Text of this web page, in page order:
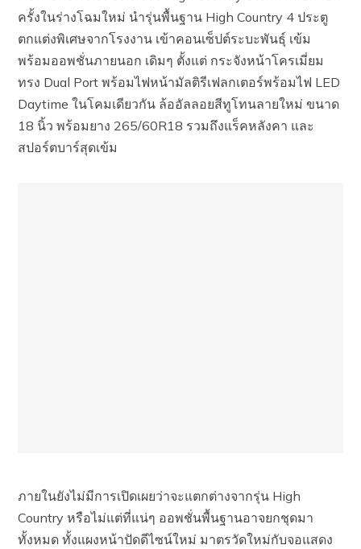
ครั้งในร่างโฉมใหม่ นำรุ่นพื้นฐาน High Country 4 ประตู
ตกแต่งพิเศษจากโรงงาน เข้าคอนเซ็ปต์ระบะพันธุ์ เข้ม
พร้อมออพชั่นภายนอก เดิมๆ ตั้งแต่ กระจังหน้าโครเมี่ยม
ทรง Dual Port พร้อมไฟหน้ามัลติรีเฟลกเตอร์พร้อมไฟ LED
Daytime ในโคมเดียวกัน ล้ออัลลอยสีทูโทนลายใหม่ ขนาด
18 นิ้ว พร้อมยาง 265/60R18 รวมถึงแร็คหลังคา และ
สปอร์ตบาร์สุดเข้ม
ภายในยังไม่มีการเปิดเผยว่าจะแตกต่างจากรุ่น High
Country หรือไม่แต่ที่แน่ๆ ออพชั่นพื้นฐานอาจยกชุดมา
ทั้งหมด ทั้งแผงหน้าปัดดีไซน์ใหม่ มาตรวัดใหม่กับจอแสดง